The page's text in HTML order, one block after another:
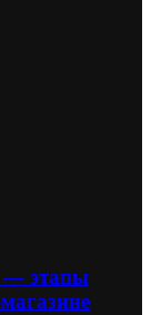
— этапы